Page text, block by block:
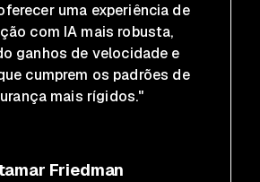
uma experiência de
com IA mais robusta,
ganhos de velocidade e
cumprem os padrões de
mais rígidos."
Friedman